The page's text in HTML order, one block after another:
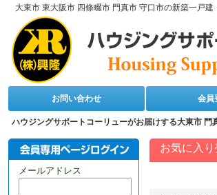
大東市 東大阪市 四條畷市 門真市 守口市の新築一戸
お問い合わせ 会員
ハウジングサポートコーリューがお届けする大東市
お気に入
会員専用ページロ
メールアドレス